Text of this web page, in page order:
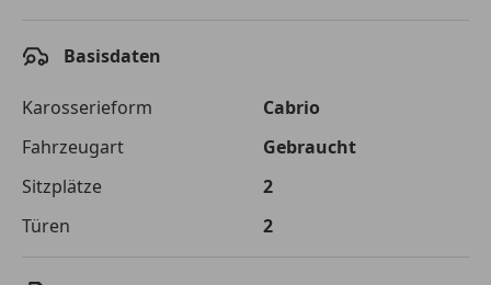
Laufzeit
120 Monate
Kreditbetrag
€ 39 000,-
Zu zahlender
€ 54 943,-
Basisdaten
Karosserieform
Cabrio
Fahrzeugart
Gebraucht
Sitzplätze
2
Türen
2